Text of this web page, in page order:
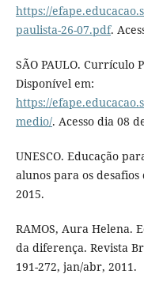
https://
paulista-26-07.pdf.
SÃO PAULO. Currículo
Disponível em:
https://
medio/. Acesso dia 08
UNESCO. Educação
alunos para os desafios
2015.
RAMOS, Aura Helena.
da diferença. Revista
191-272, jan/abr, 2011.